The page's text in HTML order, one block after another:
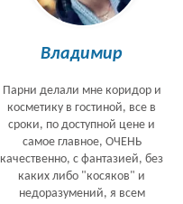
Владимир
Парни делали мне коридор и
косметику в гостиной, все в
сроки, по доступной цене и
самое главное, ОЧЕНЬ
качественно, с фантазией, без
каких либо "косяков" и
недоразумений, я всем